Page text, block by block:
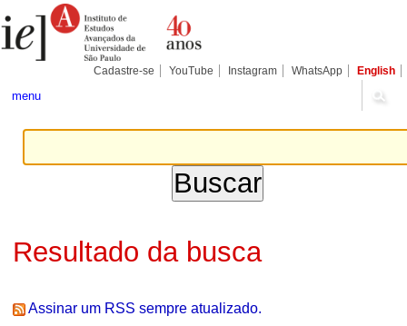
para
conteúdo.
Pessoais
Cadastre-se YouTube Instagram WhatsApp English
menu
Resultado da busca
Assinar um RSS sempre atualizado.